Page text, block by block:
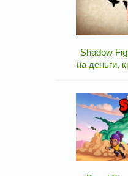
Shadow
на деньги,